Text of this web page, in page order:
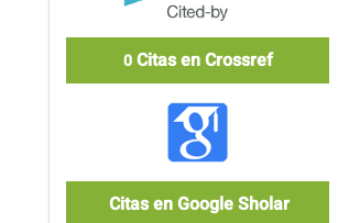
0Citas en Crossref
Citas en Google Sholar